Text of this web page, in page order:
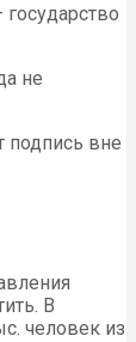
не
подпись вне
В
человек из